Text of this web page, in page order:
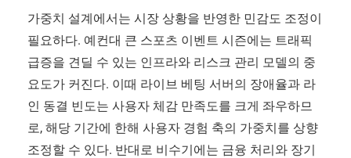
가중치 설계에서는 시장 상황을 반영한 민감도 조정이
필요하다. 예컨대 큰 스포츠 이벤트 시즌에는 트래픽
급증을 견딜 수 있는 인프라와 리스크 관리 모델의 중
요도가 커진다. 이때 라이브 베팅 서버의 장애율과 라
인 동결 빈도는 사용자 체감 만족도를 크게 좌우하므
로, 해당 기간에 한해 사용자 경험 축의 가중치를 상향
조정할 수 있다. 반대로 비수기에는 금융 처리와 장기